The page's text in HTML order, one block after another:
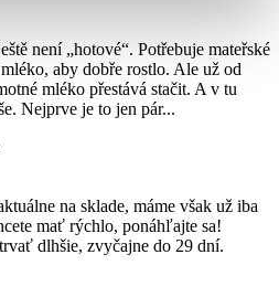
není „hotové“. Potřebuje mateřské
aby dobře rostlo. Ale už od
mléko přestává stačit. A v tu
Nejprve je to jen pár...
na sklade, máme však už iba
mať rýchlo, ponáhľajte sa!
dlhšie, zvyčajne do 29 dní.